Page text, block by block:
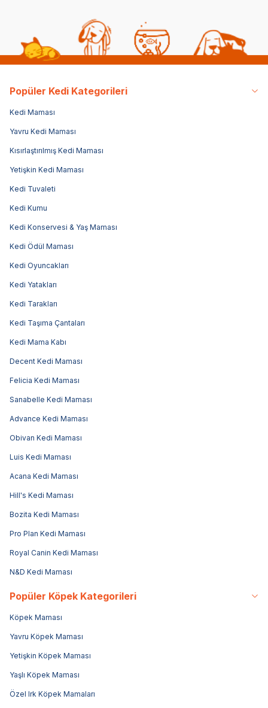
Popüler Kedi Kategorileri
Kedi Maması
Yavru Kedi Maması
Kısırlaştırılmış Kedi Maması
Yetişkin Kedi Maması
Kedi Tuvaleti
Kedi Kumu
Kedi Konservesi & Yaş Maması
Kedi Ödül Maması
Kedi Oyuncakları
Kedi Yatakları
Kedi Tarakları
Kedi Taşıma Çantaları
Kedi Mama Kabı
Decent Kedi Maması
Felicia Kedi Maması
Sanabelle Kedi Maması
Advance Kedi Maması
Obivan Kedi Maması
Luis Kedi Maması
Acana Kedi Maması
Hill's Kedi Maması
Bozita Kedi Maması
Pro Plan Kedi Maması
Royal Canin Kedi Maması
N&D Kedi Maması
Popüler Köpek Kategorileri
Köpek Maması
Yavru Köpek Maması
Yetişkin Köpek Maması
Yaşlı Köpek Maması
Özel Irk Köpek Mamaları